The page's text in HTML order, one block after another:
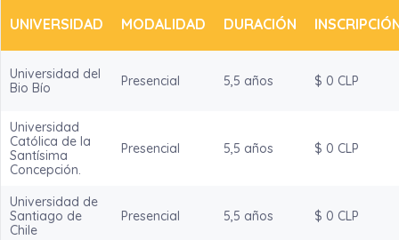
UNIVERSIDAD MODALIDAD DURACIÓN
Universidad del
Bio Bío
Presencial 5,5 años $ 0 CLP
Universidad
Católica de la
Santísima
Concepción.
Presencial 5,5 años $ 0 CLP
Universidad de
Santiago de
Chile
Presencial 5,5 años $ 0 CLP